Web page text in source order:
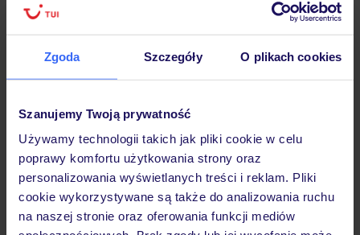
Zgoda Szczegóły O plikach cookies
Szanujemy Twoją prywatność
Używamy technologii takich jak pliki cookie w celu
poprawy komfortu użytkowania strony oraz
personalizowania wyświetlanych treści i reklam. Pliki
cookie wykorzystywane są także do analizowania ruchu
na naszej stronie oraz oferowania funkcji mediów
Hotel
Pokoje